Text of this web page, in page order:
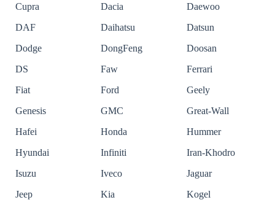
Cupra
Dacia
Daewoo
DAF
Daihatsu
Datsun
Dodge
DongFeng
Doosan
DS
Faw
Ferrari
Fiat
Ford
Geely
Genesis
GMC
Great-Wall
Hafei
Honda
Hummer
Hyundai
Infiniti
Iran-Khodro
Isuzu
Iveco
Jaguar
Jeep
Kia
Kogel